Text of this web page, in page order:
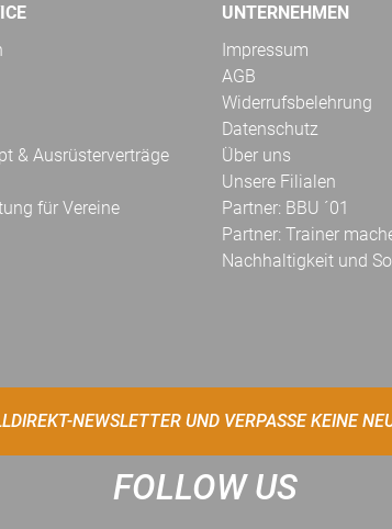
& Ausrüsterverträge
für Vereine
UNTERNEHMEN
Impressum
AGB
Widerrufsbelehrung
Datenschutz
Über uns
Unsere Filialen
Partner: BBU ´01
Partner: Trainer
Nachhaltigkeit und
NEWSLETTER UND VERPASSE KEINE
FOLLOW US